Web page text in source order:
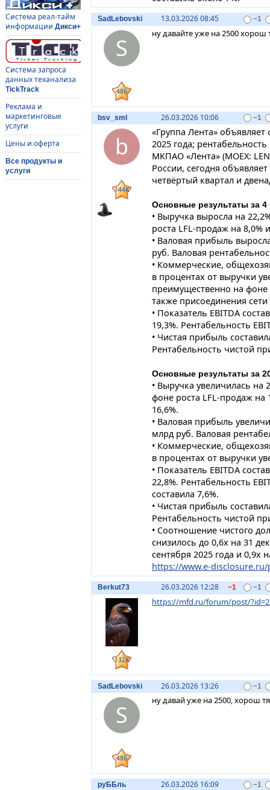
Система реал-тайм
информации Дикси+
Система запроса
данных теханализа
TickTrack
Реклама и
маркетинговые
услуги
Цены и оферта
Все продукты и
услуги
SadLebovski 13.03.2026 08:45 −1
S
486
ну давайте уже на 2500 хорош
bsv_sml 26.03.2026 10:06 −1
b
144K
«Группа Лента» объявляет
2025 года; рентабельность
МКПАО «Лента» (MOEX:
России, сегодня
четвёртый квартал и
Основные результаты за 4
• Выручка выросла на
роста LFL-продаж на
• Валовая прибыль
руб. Валовая
• Коммерческие,
в процентах от выручки
преимущественно на фоне
также присоединения сети
• Показатель EBITDA
19,3%. Рентабельность
• Чистая прибыль
Рентабельность чистой
Основные результаты за
• Выручка увеличилась на
фоне роста LFL-продаж
16,6%.
• Валовая прибыль
млрд руб. Валовая
• Коммерческие,
в процентах от выручки
• Показатель EBITDA
22,8%. Рентабельность
составила 7,6%.
• Чистая прибыль
Рентабельность чистой
• Соотношение чистого
снизилось до 0,6x на 31
сентября 2025 года и 0,9x
https://www.e-disclosure.ru/
Berkut73 26.03.2026 12:28 −1 −1
132K
https://mfd.ru/forum/post/
SadLebovski 26.03.2026 13:26 −1
S
486
ну давай уже на 2500, хорош
руББль 26.03.2026 16:09 −1